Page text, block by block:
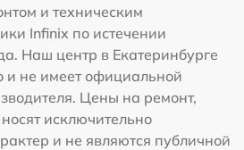
и техническим
Infinix по истечении
Наш центр в Екатеринбурге
и не имеет официальной
Цены на ремонт,
исключительно
и не являются публичной